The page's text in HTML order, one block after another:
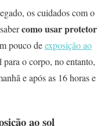
os cuidados com o
como usar protetor
pouco deexposição ao
o corpo, no entanto,
e após as 16 horas e
ao sol